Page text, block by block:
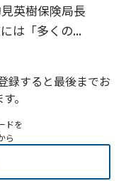
英樹保険局長
は「多くの...
録すると最後までお
。
ドを
ら